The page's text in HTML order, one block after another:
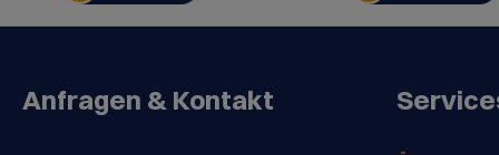
Anfragen & Kontakt